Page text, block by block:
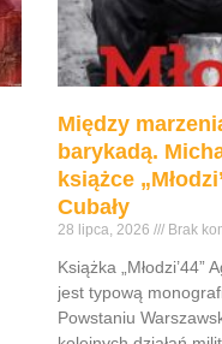
Między
barykadą.
książce
Cubały
28 lipca, 2026 Brak
Książka „Młodzi’44”
jest typową
Powstaniu